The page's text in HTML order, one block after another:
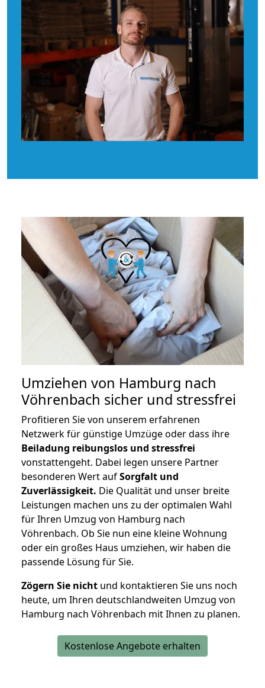
Umziehen von Hamburg nach
Vöhrenbach sicher und stressfrei
Profitieren Sie von unserem erfahrenen
Netzwerk für günstige Umzüge oder dass ihre
Beiladung reibungslos und stressfrei
vonstattengeht. Dabei legen unsere Partner
besonderen Wert aufSorgfalt und
Zuverlässigkeit. Die Qualität und unser breite
Leistungen machen uns zu der optimalen Wahl
für Ihren Umzug von Hamburg nach
Vöhrenbach. Ob Sie nun eine kleine Wohnung
oder ein großes Haus umziehen, wir haben die
passende Lösung für Sie.
Zögern Sie nicht und kontaktieren Sie uns noch
heute, um Ihren deutschlandweiten Umzug von
Hamburg nach Vöhrenbach mit Ihnen zu planen.
Kostenlose Angebote erhalten